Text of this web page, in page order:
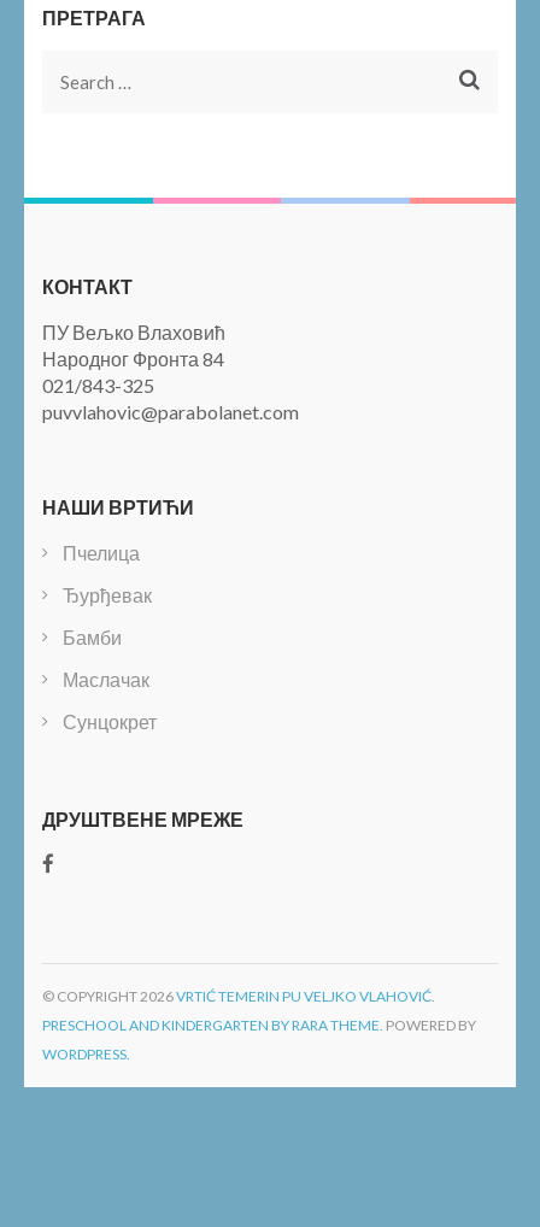
ПРЕТРАГА
Search
КОНТАКТ
ПУ Вељко Влаховић
Народног Фронта 84
021/843-325
puvvlahovic@parabolanet.com
НАШИ ВРТИЋИ
Пчелица
Ђурђевак
Бамби
Маслачак
Сунцокрет
ДРУШТВЕНЕ МРЕЖЕ
© COPYRIGHT 2026VRTIĆ TEMERIN PU VELJKO VLAHOVIĆ
PRESCHOOL AND KINDERGARTEN BY RARA THEME. POWERED BY
WORDPRESS.